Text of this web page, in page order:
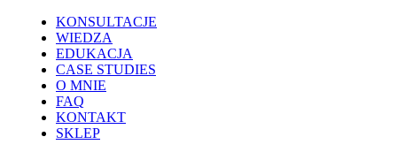
search
Menu
KONSULTACJE
WIEDZA
EDUKACJA
CASE STUDIES
O MNIE
FAQ
KONTAKT
SKLEP